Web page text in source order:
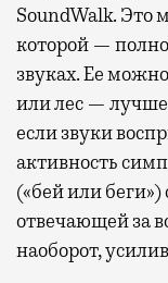
SoundWalk. Это
которой —
звуках. Ее
или лес —
если звуки
активность
(«бей или
отвечающей за
наоборот,